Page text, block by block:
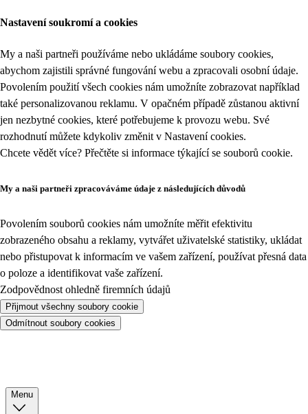
Nastavení soukromí a cookies
My a naši partneři používáme nebo ukládáme soubory cookies,
abychom zajistili správné fungování webu a zpracovali osobní údaje.
Povolením použití všech cookies nám umožníte zobrazovat například
také personalizovanou reklamu. V opačném případě zůstanou aktivní
jen nezbytné cookies, které potřebujeme k provozu webu. Své
rozhodnutí můžete kdykoliv změnit v Nastavení cookies.
Chcete vědět více? Přečtěte si informace týkající se souborů cookie.
My a naši partneři zpracováváme údaje z následujících důvodů
Povolením souborů cookies nám umožníte měřit efektivitu
zobrazeného obsahu a reklamy, vytvářet uživatelské statistiky, ukládat
nebo přistupovat k informacím ve vašem zařízení, používat přesná data
o poloze a identifikovat vaše zařízení.
Zodpovědnost ohledně firemních údajů
Přijmout všechny soubory cookie
Odmítnout soubory cookies
Menu